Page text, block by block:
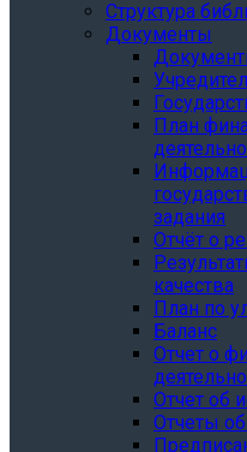
Структура
Документы
План
задания
Отчёт о
качества
План по
Баланс
Отчет о
Отчет об
Отчеты